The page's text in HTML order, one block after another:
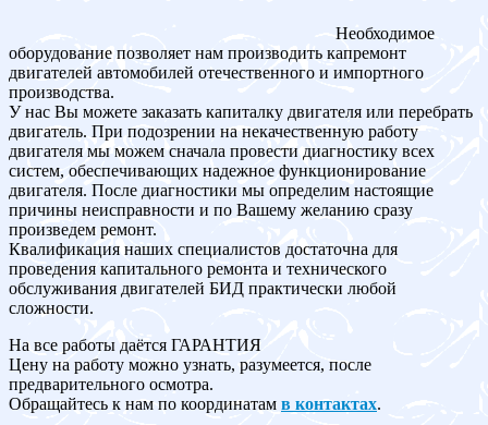
Необходимое
оборудование позволяет нам производить капремонт
двигателей автомобилей отечественного и импортного
производства.
У нас Вы можете заказать капиталку двигателя или перебрать
двигатель. При подозрении на некачественную работу
двигателя мы можем сначала провести диагностику всех
систем, обеспечивающих надежное функционирование
двигателя. После диагностики мы определим настоящие
причины неисправности и по Вашему желанию сразу
произведем ремонт.
Квалификация наших специалистов достаточна для
проведения капитального ремонта и технического
обслуживания двигателей БИД практически любой
сложности.
На все работы даётся ГАРАНТИЯ
Цену на работу можно узнать, разумеется, после
предварительного осмотра.
Обращайтесь к нам по координатам в контактах.